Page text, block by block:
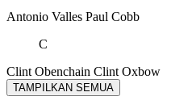
Antonio Valles Paul Cobb
C
Clint Obenchain Clint Oxbow
TAMPILKAN SEMUA